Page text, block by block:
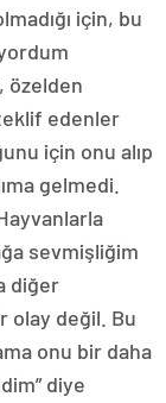
için, bu
özelden
edenler
için onu alıp
gelmedi.
sevmişliğim
diğer
olay değil. Bu
onu bir daha
diye